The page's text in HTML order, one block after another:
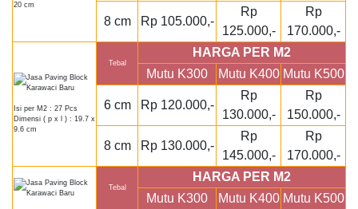
20 cm
8 cm Rp 105.000,-
Rp
125.000,-
Rp
170.000,-
Isi per M2 : 27 Pcs
Dimensi ( p x l ) : 19.7 x
9.6 cm
Tebal
HARGA PER M2
Mutu K300
Mutu K400 Mutu K500
6 cm Rp 120.000,-
Rp
130.000,-
Rp
150.000,-
8 cm Rp 130.000,-
Rp
145.000,-
Rp
170.000,-
Tebal
HARGA PER M2
Mutu K300
Mutu K400 Mutu K500